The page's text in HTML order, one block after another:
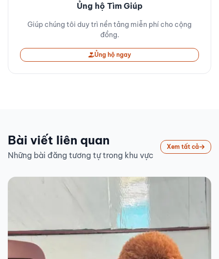
Ủng hộ Tìm Giúp
Giúp chúng tôi duy trì nền tảng miễn phí cho cộng
đồng.
Ủng hộ ngay
Bài viết liên quan
Những bài đăng tương tự trong khu vực
Xem tất cả